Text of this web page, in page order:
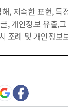
, 저속한 표현,
, 개인정보 유출,
조례 및 개인정